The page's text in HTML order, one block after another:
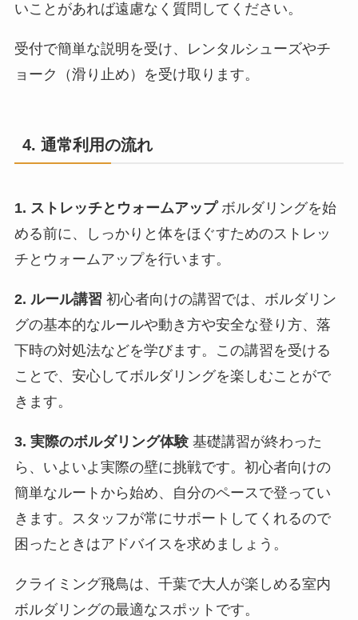
いことがあれば遠慮なく質問してください。
受付で簡単な説明を受け、レンタルシューズやチ
ョーク（滑り止め）を受け取ります。
4. 通常利用の流れ
1. ストレッチとウォームアップボルダリングを始
める前に、しっかりと体をほぐすためのストレッ
チとウォームアップを行います。
2. ルール講習 初心者向けの講習では、ボルダリン
グの基本的なルールや動き方や安全な登り方、落
下時の対処法などを学びます。この講習を受ける
ことで、安心してボルダリングを楽しむことがで
きます。
3. 実際のボルダリング体験基礎講習が終わった
ら、いよいよ実際の壁に挑戦です。初心者向けの
簡単なルートから始め、自分のペースで登ってい
きます。スタッフが常にサポートしてくれるので
困ったときはアドバイスを求めましょう。
クライミング飛鳥は、千葉で大人が楽しめる室内
ボルダリングの最適なスポットです。